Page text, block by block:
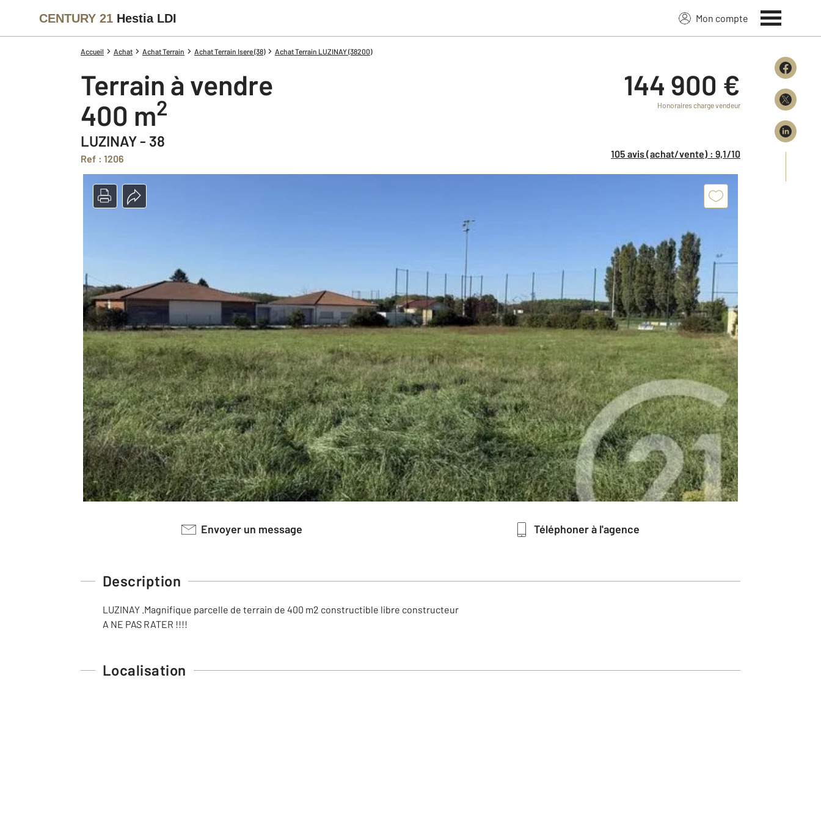
CENTURY 21 Hestia LDI Mon compte
Accueil Achat Achat Terrain Achat Terrain Isere (38) Achat Terrain LUZINAY (38200)
Terrain à vendre
400 m2
LUZINAY - 38
Ref : 1206
144 900 €
Honoraires charge vendeur
105 avis (achat/vente) : 9,1/10
Envoyer un message Téléphoner à l'agence
Description
LUZINAY .Magnifique parcelle de terrain de 400 m2 constructible libre constructeur
A NE PAS RATER !!!!
Localisation